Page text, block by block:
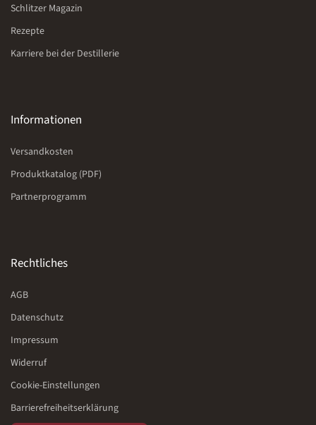
Schlitzer Magazin
Rezepte
Karriere bei der Destillerie
Informationen
Versandkosten
Produktkatalog (PDF)
Partnerprogramm
Rechtliches
AGB
Datenschutz
Impressum
Widerruf
Cookie-Einstellungen
Barrierefreiheitserklärung